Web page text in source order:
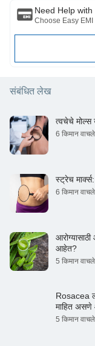
Need Help
Choose Easy
संबंधित लेख
त्वचेचे मोल्स
6 किमान वाचले
स्ट्रेच
6 किमान वाचले
आहेत?
5 किमान वाचले
Rosacea
माहित
5 किमान वाचले